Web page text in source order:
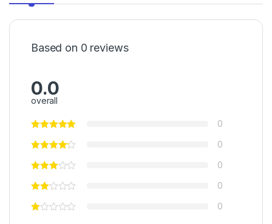
Based on 0 reviews
0.0
overall
0
0
0
0
0